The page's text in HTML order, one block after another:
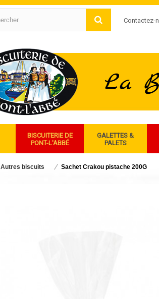
Contactez-
BISCUITERIE DE
PONT-L'ABBÉ
GALETTES &
PALETS
Autres biscuits Sachet Crakou pistache 200G